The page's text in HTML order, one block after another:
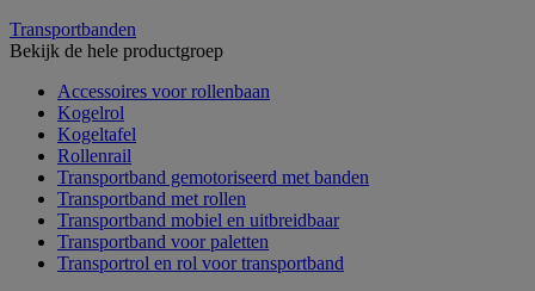
Transportbanden
Bekijk de hele productgroep
Accessoires voor rollenbaan
Kogelrol
Kogeltafel
Rollenrail
Transportband gemotoriseerd met banden
Transportband met rollen
Transportband mobiel en uitbreidbaar
Transportband voor paletten
Transportrol en rol voor transportband